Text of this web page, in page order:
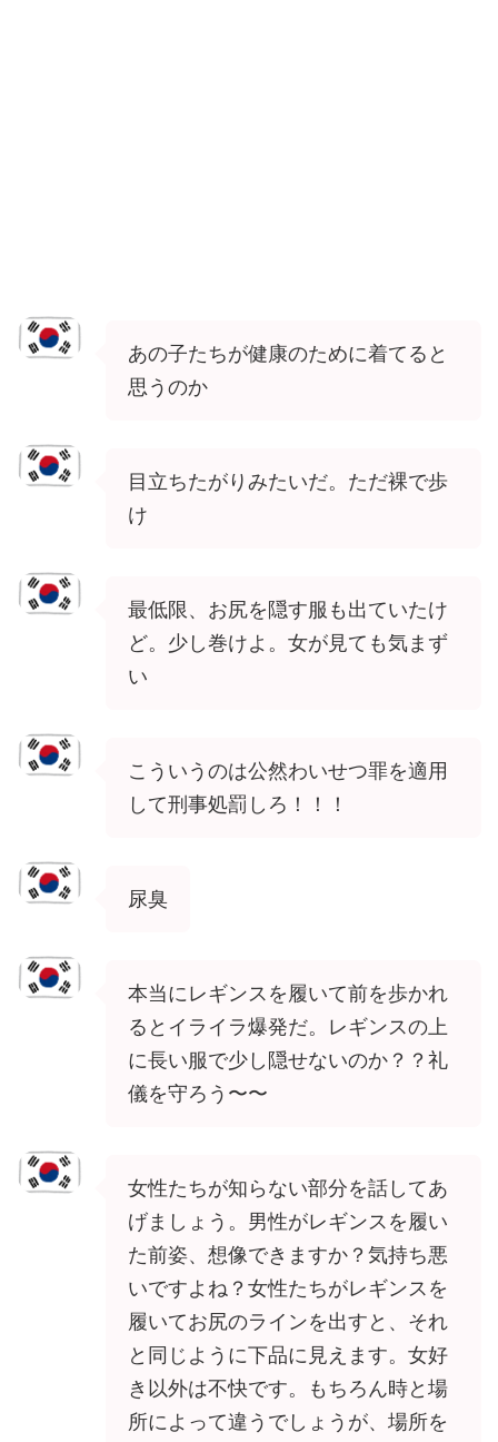
あの子たちが健康のために着てると
思うのか
目立ちたがりみたいだ。ただ裸で歩
け
最低限、お尻を隠す服も出ていたけ
ど。少し巻けよ。女が見ても気まず
い
こういうのは公然わいせつ罪を適用
して刑事処罰しろ！！！
尿臭
本当にレギンスを履いて前を歩かれ
るとイライラ爆発だ。レギンスの上
に長い服で少し隠せないのか？？礼
儀を守ろう〜〜
女性たちが知らない部分を話してあ
げましょう。男性がレギンスを履い
た前姿、想像できますか？気持ち悪
いですよね？女性たちがレギンスを
履いてお尻のラインを出すと、それ
と同じように下品に見えます。女好
き以外は不快です。もちろん時と場
所によって違うでしょうが、場所を